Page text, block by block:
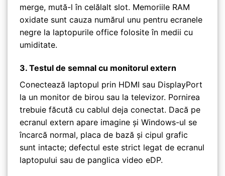
merge, mută-l în celălalt slot. Memoriile RAM
oxidate sunt cauza numărul unu pentru ecranele
negre la laptopurile office folosite în medii cu
umiditate.
3. Testul de semnal cu monitorul extern
Conectează laptopul prin HDMI sau DisplayPort
la un monitor de birou sau la televizor. Pornirea
trebuie făcută cu cablul deja conectat. Dacă pe
ecranul extern apare imagine și Windows-ul se
încarcă normal, placa de bază și cipul grafic
sunt intacte; defectul este strict legat de ecranul
laptopului sau de panglica video eDP.